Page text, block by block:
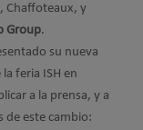
Chaffoteaux, y
Group.
su nueva
feria ISH en
a la prensa, y a
de este cambio: